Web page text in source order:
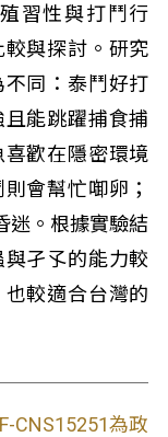
習性與打鬥行
與探討。研究
同：泰鬥好打
能跳躍捕食捕
歡在隱密環境
會幫忙啣卵；
迷。根據實驗結
孑孓的能力較
較適合台灣的
CNS15251為政